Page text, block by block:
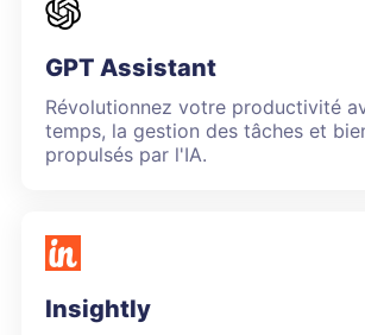
GPT Assistant
Révolutionnez votre productivité
temps, la gestion des tâches et
propulsés par l'IA.
Insightly